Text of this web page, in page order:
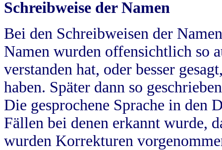
Schreibweise der Namen
Bei den Schreibweisen der
Namen wurden offensichtlich so
verstanden hat, oder besser
haben. Später dann so
Die gesprochene Sprache in
Fällen bei denen erkannt wurde,
wurden Korrekturen